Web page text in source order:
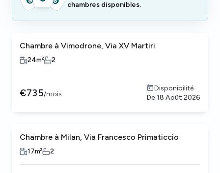
chambres disponibles.
Chambre à Vimodrone, Via XV Martiri
24m² 2
€735/mois
Disponibilité
De18 Août 2026
Chambre à Milan, Via Francesco Primaticcio
17m² 2